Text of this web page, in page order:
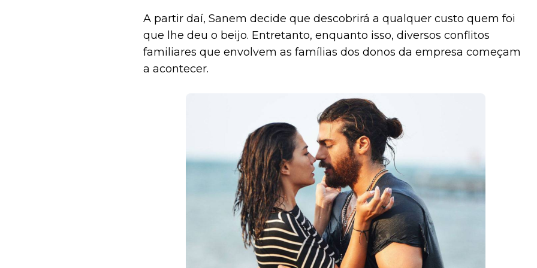
A partir daí, Sanem decide que descobrirá a qualquer custo quem foi
que lhe deu o beijo. Entretanto, enquanto isso, diversos conflitos
familiares que envolvem as famílias dos donos da empresa começam
a acontecer.